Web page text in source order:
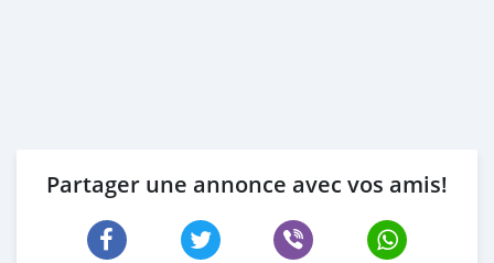
Partager une annonce avec vos amis!